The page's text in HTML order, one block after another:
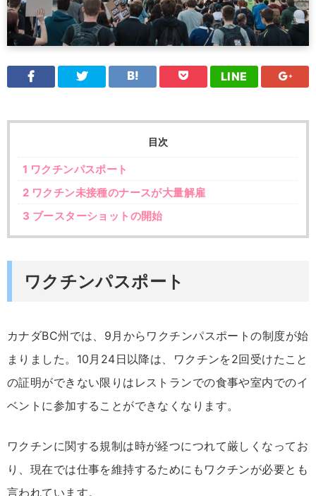
LINE
目次
1 ワクチンパスポート
2 ワクチン未接種のナースが大量解雇
3 ブースターショットの開始
ワクチンパスポート
カナダBC州では、9月からワクチンパスポートの制度が始
まりました。10月24日以降は、ワクチンを2回受けたこと
の証明ができない限りはレストランでの食事や室内でのイ
ベントに参加することができなくなります。
ワクチンに関する規制は時が経つにつれて厳しくなってお
り、現在では仕事を維持するためにもワクチンが必要とも
言われています。